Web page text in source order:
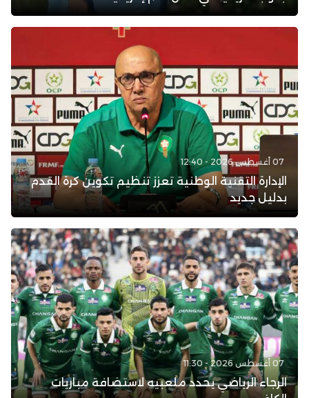
07 أغسطس 2026 - 12:40
الإدارة التقنية الوطنية تعزز تنظيم تكوين كرة القدم
بدليل جديد
07 أغسطس 2026 - 11:30
الرجاء الرياضي يحدد ملعبيه لاستضافة مباريات